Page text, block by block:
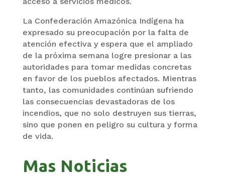
La Confederación Amazónica Indígena ha
expresado su preocupación por la falta de
atención efectiva y espera que el ampliado
de la próxima semana logre presionar a las
autoridades para tomar medidas concretas
en favor de los pueblos afectados. Mientras
tanto, las comunidades continúan sufriendo
las consecuencias devastadoras de los
incendios, que no solo destruyen sus tierras,
sino que ponen en peligro su cultura y forma
de vida.
Mas Noticias